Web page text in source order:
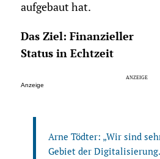
aufgebaut hat.
Das Ziel: Finanzieller
Status in Echtzeit
Anzeige
Arne Tödter: „Wir sind
Gebiet der